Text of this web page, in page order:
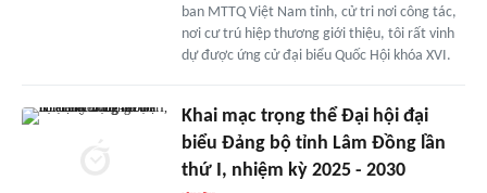
ban MTTQ Việt Nam tỉnh, cử tri nơi công tác,
nơi cư trú hiệp thương giới thiệu, tôi rất vinh
dự được ứng cử đại biểu Quốc Hội khóa XVI.
Khai mạc trọng thể Đại hội đại
biểu Đảng bộ tỉnh Lâm Đồng lần
thứ I, nhiệm kỳ 2025 - 2030